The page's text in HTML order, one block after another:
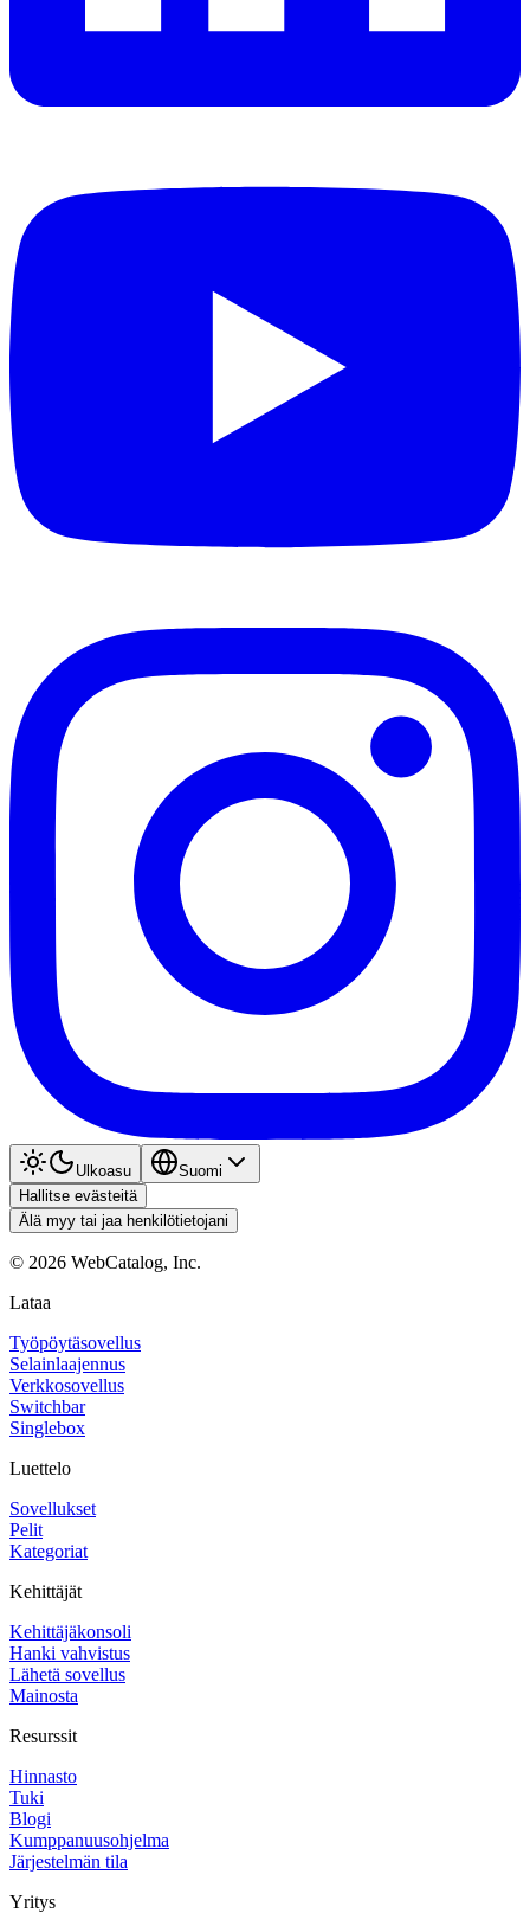
Ulkoasu
Suomi
Hallitse evästeitä
Älä myy tai jaa henkilötietojani
© 2026 WebCatalog, Inc.
Lataa
Työpöytäsovellus
Selainlaajennus
Verkkosovellus
Switchbar
Singlebox
Luettelo
Sovellukset
Pelit
Kategoriat
Kehittäjät
Kehittäjäkonsoli
Hanki vahvistus
Lähetä sovellus
Mainosta
Resurssit
Hinnasto
Tuki
Blogi
Kumppanuusohjelma
Järjestelmän tila
Yritys